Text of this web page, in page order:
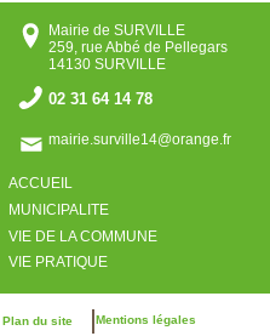
Mairie de SURVILLE
259, rue Abbé de Pellegars
14130 SURVILLE
02 31 64 14 78
mairie.surville14@orange.fr
ACCUEIL
MUNICIPALITE
VIE DE LA COMMUNE
VIE PRATIQUE
Plan du site Mentions légales